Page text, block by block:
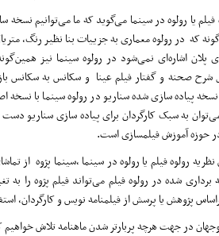
فیلم یا رولوه در سینما می‌گوید که ما می‌توانیم نسخه
که در رولوه معماری به جزییات بنا نظیر رنگ،
پلان اشاره‌ای نمی‌شود در رولوه سینما نیز
شرح صحنه و گفتار فیلم عینا و سکانس به سکانس
پیاده سازی شده سناریو در رولوه سینما با نسخه
به سبک کارگردان برای پیاده سازی سناریو
حوزه آموزش فیلمسازی است.
رولوه فیلم یا رولوه در سینما ،سینما پژوه از
شده در رولوه فیلم می‌تواند فیلم پژوه را به
پژوهش یا پرسش از فیلمنامه نویس و کارگردان،
در جهت هرچه پربارتر شدن ماهنامه تلاش خواهیم